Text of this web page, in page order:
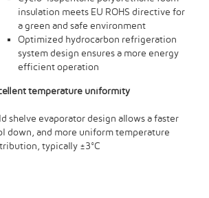
insulation meets EU ROHS directive for
a green and safe environment
Optimized hydrocarbon refrigeration
system design ensures a more energy
efficient operation
temperature uniformity
shelve evaporator design allows a faster
down, and more uniform temperature
typically ±3°C